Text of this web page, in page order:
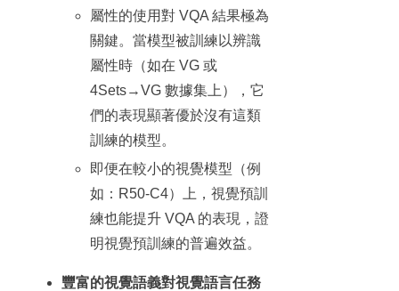
屬性的使用對 VQA 結果極為
關鍵。當模型被訓練以辨識
屬性時（如在 VG 或
4Sets→VG 數據集上），它
們的表現顯著優於沒有這類
訓練的模型。
即便在較小的視覺模型（例
如：R50-C4）上，視覺預訓
練也能提升 VQA 的表現，證
明視覺預訓練的普遍效益。
豐富的視覺語義對視覺語言任務